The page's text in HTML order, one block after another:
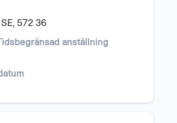
572 36
anställning